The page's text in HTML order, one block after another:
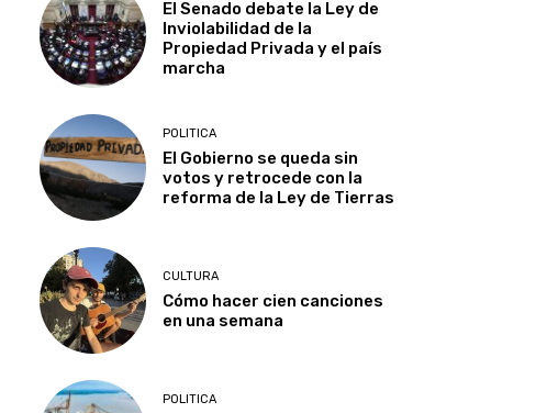
El Senado debate la Ley de
Inviolabilidad de la
Propiedad Privada y el país
marcha
POLITICA
El Gobierno se queda sin
votos y retrocede con la
reforma de la Ley de Tierras
CULTURA
Cómo hacer cien canciones
en una semana
POLITICA